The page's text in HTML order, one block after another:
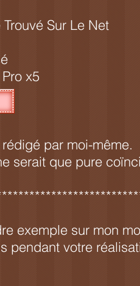
Sur Le Net
x5
par moi-même.
serait que pure
exemple sur mon
pendant votre